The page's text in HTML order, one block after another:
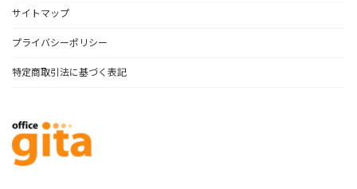
サイトマップ
プライバシーポリシー
特定商取引法に基づく表記